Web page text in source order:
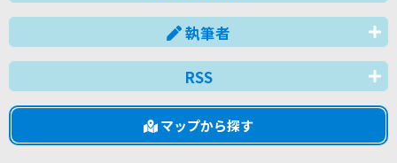
執筆者
RSS
マップから探す